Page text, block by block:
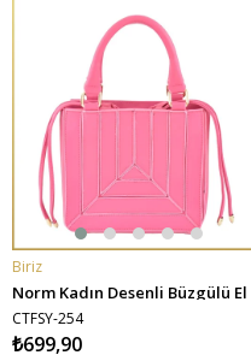
SEPETE EKLE
Biriz
CTFSY-254
₺699,90